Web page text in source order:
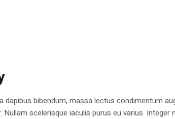
dapibus bibendum, massa lectus condimentum
scelerisque iaculis purus eu varius.